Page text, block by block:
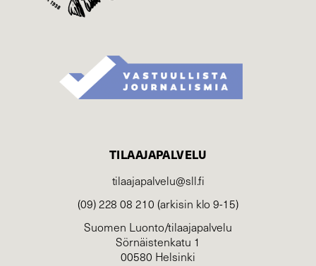
TILAAJAPALVELU
tilaajapalvelu@sll.fi
(09) 228 08 210 (arkisin klo 9-15)
Suomen Luonto/tilaajapalvelu
Sörnäistenkatu 1
00580 Helsinki